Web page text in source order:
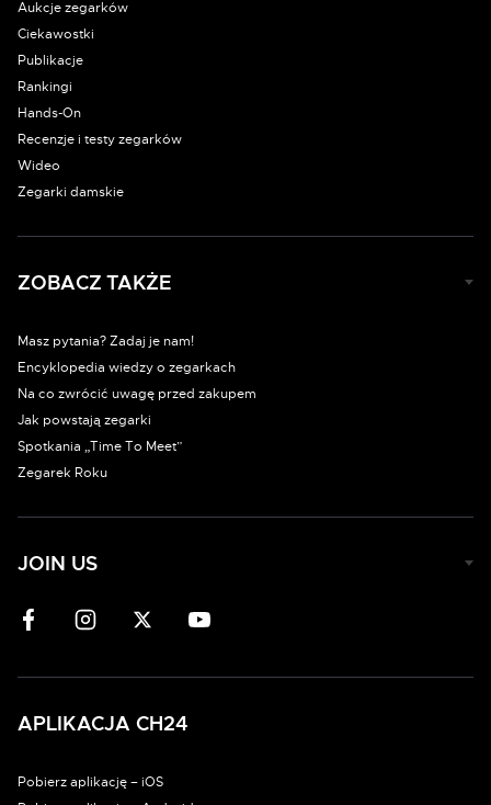
Aukcje zegarków
Ciekawostki
Publikacje
Rankingi
Hands-On
Recenzje i testy zegarków
Wideo
Zegarki damskie
ZOBACZ TAKŻE
Masz pytania? Zadaj je nam!
Encyklopedia wiedzy o zegarkach
Na co zwrócić uwagę przed zakupem
Jak powstają zegarki
Spotkania „Time To Meet”
Zegarek Roku
JOIN US
APLIKACJA CH24
Pobierz aplikację – iOS